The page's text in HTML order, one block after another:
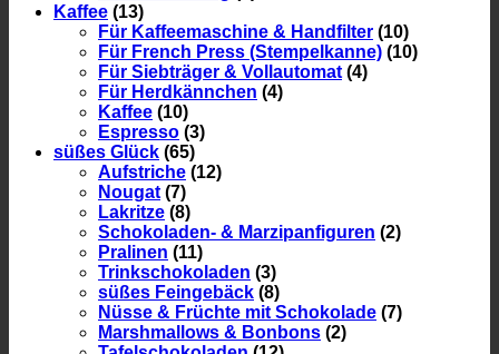
Kaffee (13)
Für Kaffeemaschine & Handfilter (10)
Für French Press (Stempelkanne) (10)
Für Siebträger & Vollautomat (4)
Für Herdkännchen (4)
Kaffee (10)
Espresso (3)
süßes Glück (65)
Aufstriche (12)
Nougat (7)
Lakritze (8)
Schokoladen- & Marzipanfiguren (2)
Pralinen (11)
Trinkschokoladen (3)
süßes Feingebäck (8)
Nüsse & Früchte mit Schokolade (7)
Marshmallows & Bonbons (2)